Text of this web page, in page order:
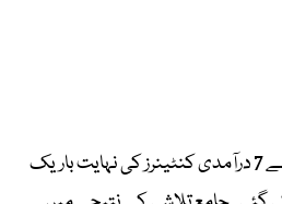
گوجرانوالہ روانہ ہونے سے پہلے 7 درآمدی کنٹینرز کی نہایت باریک